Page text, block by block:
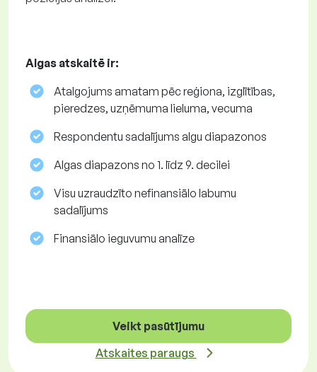
Algas atskaitē ir:
Atalgojums amatam pēc reģiona, izglītības,
pieredzes, uzņēmuma lieluma, vecuma
Respondentu sadalījums algu diapazonos
Algas diapazons no 1. līdz 9. decilei
Visu uzraudzīto nefinansiālo labumu
sadalījums
Finansiālo ieguvumu analīze
Veikt pasūtījumu
Atskaites paraugs